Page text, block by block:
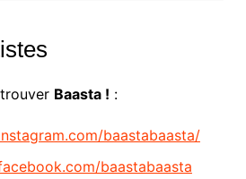
Baasta ! :
baastabaasta/
baastabaasta